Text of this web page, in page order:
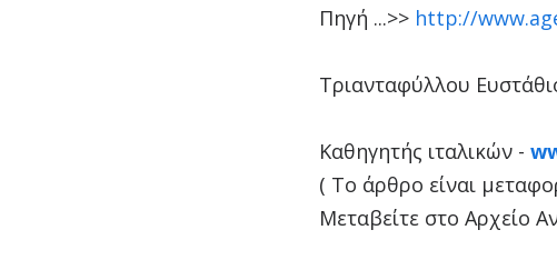
Πηγή ...>> http://
Τριανταφύλλου
Καθηγητής ιταλικών -
( Το άρθρο είναι
Μεταβείτε στο Αρχείο